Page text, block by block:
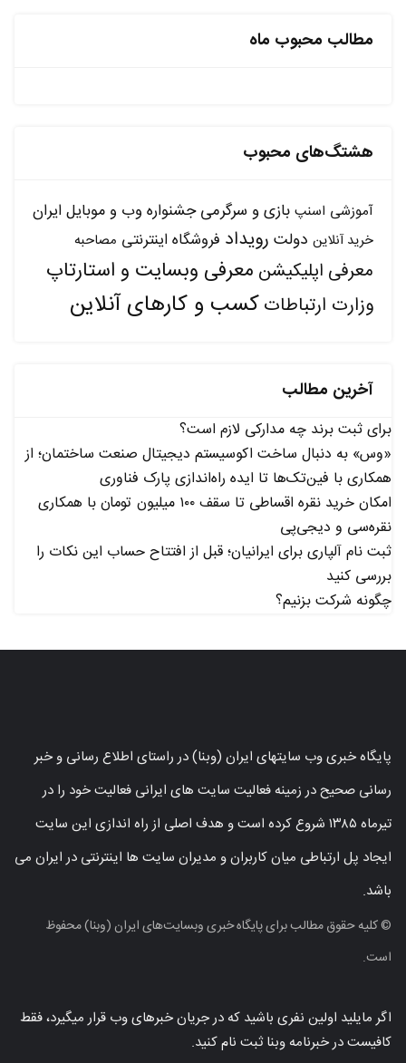
مطالب محبوب ماه
هشتگ‌های محبوب
آموزشی اسنپ بازی و سرگرمی جشنواره وب و موبایل ایران
خرید آنلاین دولت رویداد فروشگاه اینترنتی مصاحبه
معرفی اپلیکیشن معرفی وبسایت و استارتاپ
وزارت ارتباطاتکسب و کارهای آنلاین
آخرین مطالب
برای ثبت برند چه مدارکی لازم است؟
«وس» به دنبال ساخت اکوسیستم دیجیتال صنعت ساختمان؛ از
همکاری با فین‌تک‌ها تا ایده راه‌اندازی پارک فناوری
امکان خرید نقره اقساطی تا سقف ۱۰۰ میلیون تومان با همکاری
نقره‌سی و دیجی‌پی
ثبت نام آلپاری برای ایرانیان؛ قبل از افتتاح حساب این نکات را
بررسی کنید
چگونه شرکت بزنیم؟
پایگاه خبری وب سایتهای ایران (وبنا) در راستای اطلاع رسانی و خبر
رسانی صحیح در زمینه فعالیت سایت های ایرانی فعالیت خود را در
تیرماه ۱۳۸۵ شروع کرده است و هدف اصلی از راه اندازی این سایت
ایجاد پل ارتباطی میان کاربران و مدیران سایت ها اینترنتی در ایران می
باشد.
© کلیه حقوق مطالب برای پایگاه خبری وبسایت‌های ایران (وبنا) محفوظ
است.
اگر مایلید اولین نفری باشید که در جریان خبرهای وب قرار میگیرد، فقط
کافیست در خبرنامه وبنا ثبت نام کنید.